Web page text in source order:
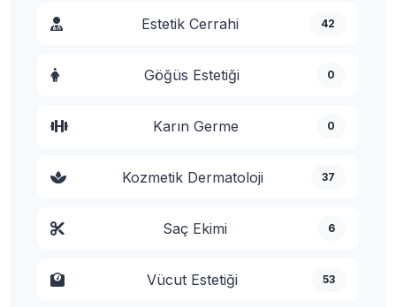
Estetik Cerrahi 42
Göğüs Estetiği 0
Karın Germe 0
Kozmetik Dermatoloji 37
Saç Ekimi 6
Vücut Estetiği 53